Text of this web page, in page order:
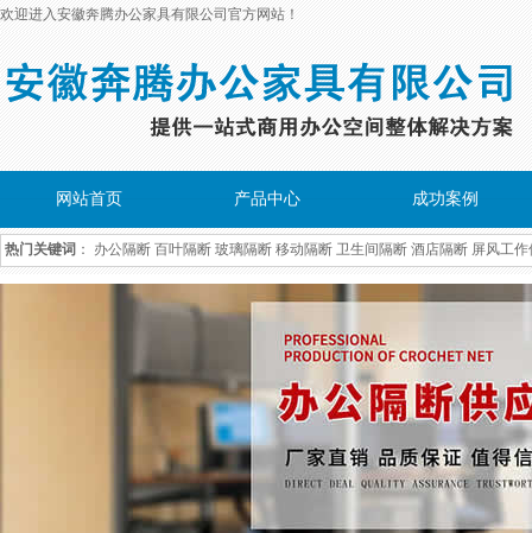
欢迎进入安徽奔腾办公家具有限公司官方网站！
网站首页 产品中心 成功案例
热门关键词 ： 办公隔断 百叶隔断 玻璃隔断 移动隔断 卫生间隔断 酒店隔断 屏风工作